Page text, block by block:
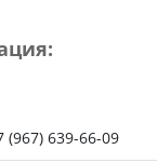
(967) 639-66-09